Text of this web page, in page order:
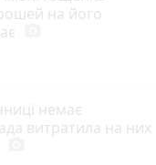
на його
немає
витратила на них